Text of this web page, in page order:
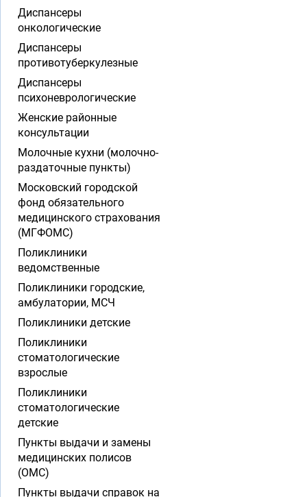
Диспансеры
онкологические
Диспансеры
противотуберкулезные
Диспансеры
психоневрологические
Женские районные
консультации
Молочные кухни (молочно-
раздаточные пункты)
Московский городской
фонд обязательного
медицинского страхования
(МГФОМС)
Поликлиники
ведомственные
Поликлиники городские,
амбулатории, МСЧ
Поликлиники детские
Поликлиники
стоматологические
взрослые
Поликлиники
стоматологические
детские
Пункты выдачи и замены
медицинских полисов
(ОМС)
Пункты выдачи справок на